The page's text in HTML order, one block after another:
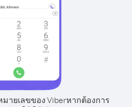
ายเลขของ Viberหากต้องการ